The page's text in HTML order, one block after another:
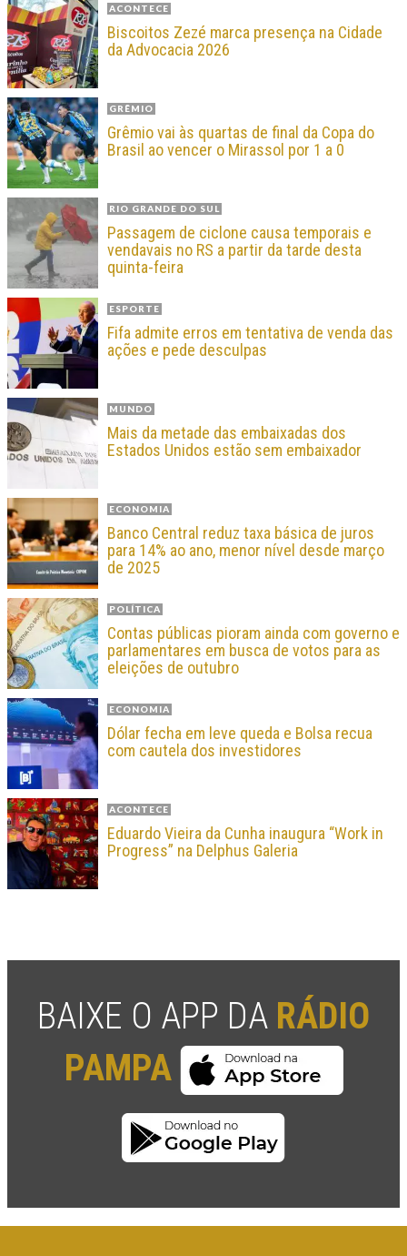
ACONTECE
Biscoitos Zezé marca presença na Cidade
da Advocacia 2026
GRÊMIO
Grêmio vai às quartas de final da Copa do
Brasil ao vencer o Mirassol por 1 a 0
RIO GRANDE DO SUL
Passagem de ciclone causa temporais e
vendavais no RS a partir da tarde desta
quinta-feira
ESPORTE
Fifa admite erros em tentativa de venda das
ações e pede desculpas
MUNDO
Mais da metade das embaixadas dos
Estados Unidos estão sem embaixador
ECONOMIA
Banco Central reduz taxa básica de juros
para 14% ao ano, menor nível desde março
de 2025
POLÍTICA
Contas públicas pioram ainda com governo e
parlamentares em busca de votos para as
eleições de outubro
ECONOMIA
Dólar fecha em leve queda e Bolsa recua
com cautela dos investidores
ACONTECE
Eduardo Vieira da Cunha inaugura “Work in
Progress” na Delphus Galeria
BAIXE O APP DA RÁDIO
PAMPA